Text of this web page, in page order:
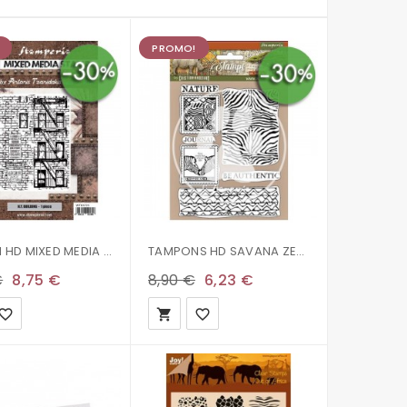
TAMPON HD MIXED MEDIA SIR VAGABOND AVIATOR NEW YORK BUILDINGS WTKAT25
8,75 €
PROMO!
TAMPONS HD SAVANA ZEBRA 14X18CM WTKCC211 STAMPERIA
8,90 € 6,23 €
local_grocery_store favorite_border